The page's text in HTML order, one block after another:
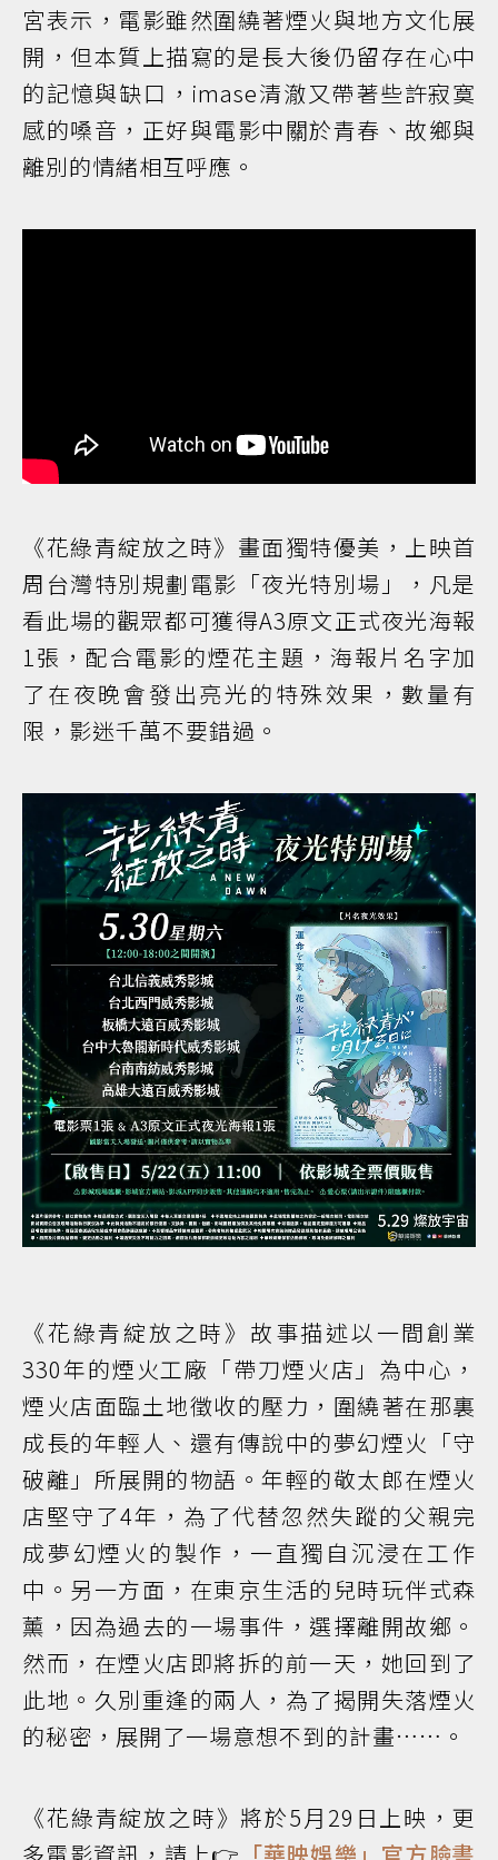
宮表示，電影雖然圍繞著煙火與地方文化展
開，但本質上描寫的是長大後仍留存在心中
的記憶與缺口，imase清澈又帶著些許寂寞
感的嗓音，正好與電影中關於青春、故鄉與
離別的情緒相互呼應。
《花綠青綻放之時》畫面獨特優美，上映首
周台灣特別規劃電影「夜光特別場」，凡是
看此場的觀眾都可獲得A3原文正式夜光海報
1張，配合電影的煙花主題，海報片名字加
了在夜晚會發出亮光的特殊效果，數量有
限，影迷千萬不要錯過。
《花綠青綻放之時》故事描述以一間創業
330年的煙火工廠「帶刀煙火店」為中心，
煙火店面臨土地徵收的壓力，圍繞著在那裏
成長的年輕人、還有傳說中的夢幻煙火「守
破離」所展開的物語。年輕的敬太郎在煙火
店堅守了4年，為了代替忽然失蹤的父親完
成夢幻煙火的製作，一直獨自沉浸在工作
中。另一方面，在東京生活的兒時玩伴式森
薰，因為過去的一場事件，選擇離開故鄉。
然而，在煙火店即將拆的前一天，她回到了
此地。久別重逢的兩人，為了揭開失落煙火
的秘密，展開了一場意想不到的計畫……。
《花綠青綻放之時》將於5月29日上映，更